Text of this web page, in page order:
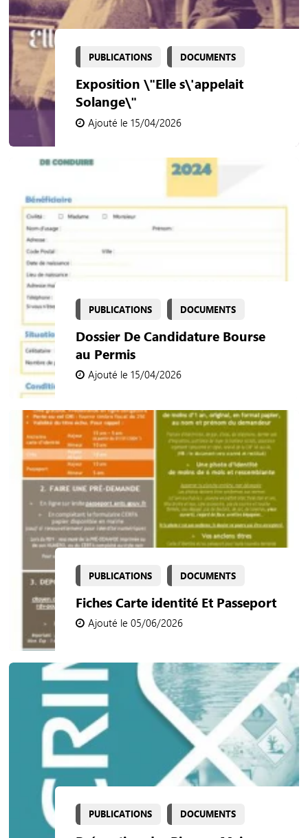
PUBLICATIONS DOCUMENTS
Exposition \"Elle s\'appelait
Solange\"
Ajouté le 15/04/2026
PUBLICATIONS DOCUMENTS
Dossier De Candidature Bourse
au Permis
Ajouté le 15/04/2026
PUBLICATIONS DOCUMENTS
Fiches Carte identité Et Passeport
Ajouté le 05/06/2026
PUBLICATIONS DOCUMENTS